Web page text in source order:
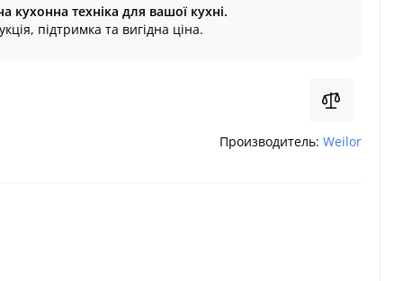
кухонна техніка для вашої кухні.
підтримка та вигідна ціна.
Производитель: Weilor